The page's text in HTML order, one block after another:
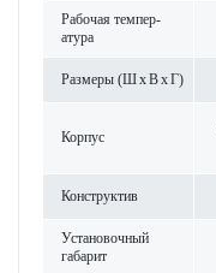
Рабочая темпер­
атура
Размеры (Ш x В x Г)
Корпус
Конструктив
Установочный
габарит